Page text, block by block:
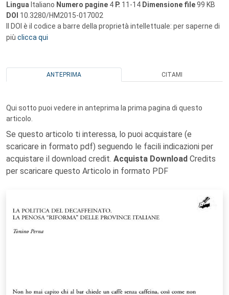
Lingua Italiano Numero pagine 4 P. 11-14 Dimensione file99 KB
DOI 10.3280/HM2015-017002
Il DOI è il codice a barre della proprietà intellettuale: per saperne di
più clicca qui
ANTEPRIMA CITAMI
Qui sotto puoi vedere in anteprima la prima pagina di questo
articolo.
Se questo articolo ti interessa, lo puoi acquistare (e
scaricare in formato pdf) seguendo le facili indicazioni per
acquistare il download credit. Acquista Download Credits
per scaricare questo Articolo in formato PDF